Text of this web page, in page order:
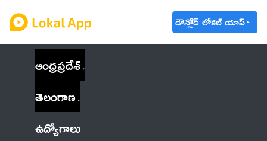
డౌన్లోడ్ లోకల్ యాప్
ఆంధ్రప్రదేశ్
తెలంగాణ
ఉద్యోగాలు